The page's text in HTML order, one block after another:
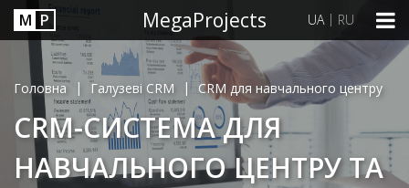
М P MegaProjects UA | RU
CRM-СИСТЕМА ДЛЯ
НАВЧАЛЬНОГО ЦЕНТРУ ТА
Головна | Галузеві CRM | CRM для навчального центру